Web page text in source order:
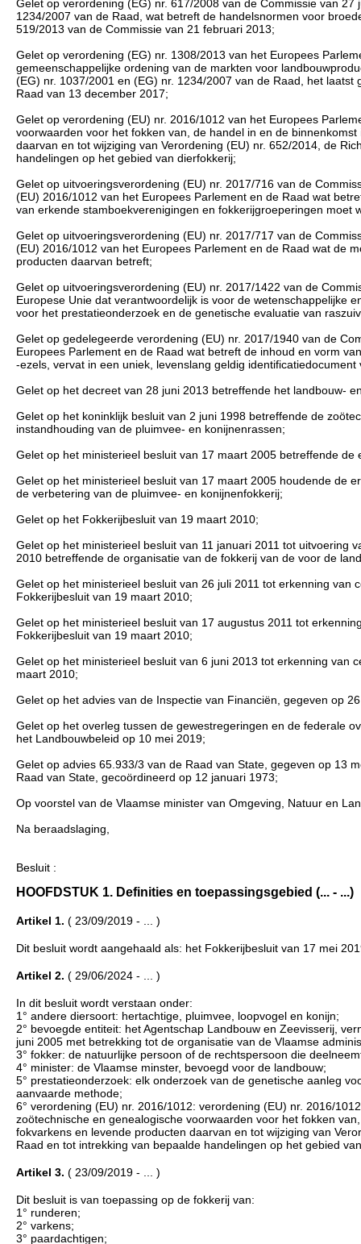
Gelet op verordening (EG) nr. 617/2008 van de Commissie van
1234/2007 van de Raad, wat betreft de handelsnormen voor
519/2013 van de Commissie van 21 februari 2013;
Gelet op verordening (EG) nr. 1308/2013 van het Europees
gemeenschappelijke ordening van de markten voor
(EG) nr. 1037/2001 en (EG) nr. 1234/2007 van de Raad, het
Raad van 13 december 2017;
Gelet op verordening (EU) nr. 2016/1012 van het Europees
voorwaarden voor het fokken van, de handel in en de
daarvan en tot wijziging van Verordening (EU) nr. 652/2014, de
handelingen op het gebied van dierfokkerij;
Gelet op uitvoeringsverordening (EU) nr. 2017/716 van de
(EU) 2016/1012 van het Europees Parlement en de Raad wat
van erkende stamboekverenigingen en fokkerijgroeperingen moet
Gelet op uitvoeringsverordening (EU) nr. 2017/717 van de
(EU) 2016/1012 van het Europees Parlement en de Raad wat de
producten daarvan betreft;
Gelet op uitvoeringsverordening (EU) nr. 2017/1422 van de
Europese Unie dat verantwoordelijk is voor de wetenschappelijke
voor het prestatieonderzoek en de genetische evaluatie van
Gelet op gedelegeerde verordening (EU) nr. 2017/1940 van de
Europees Parlement en de Raad wat betreft de inhoud en vorm
-ezels, vervat in een uniek, levenslang geldig
Gelet op het decreet van 28 juni 2013 betreffende het landbouw-
Gelet op het koninklijk besluit van 2 juni 1998 betreffende de
instandhouding van de pluimvee- en konijnenrassen;
Gelet op het ministerieel besluit van 17 maart 2005 betreffende
Gelet op het ministerieel besluit van 17 maart 2005 houdende de
de verbetering van de pluimvee- en konijnenfokkerij;
Gelet op het Fokkerijbesluit van 19 maart 2010;
Gelet op het ministerieel besluit van 11 januari 2011 tot uitvoering
2010 betreffende de organisatie van de fokkerij van de voor de
Gelet op het ministerieel besluit van 26 juli 2011 tot erkenning
Fokkerijbesluit van 19 maart 2010;
Gelet op het ministerieel besluit van 17 augustus 2011 tot
Fokkerijbesluit van 19 maart 2010;
Gelet op het ministerieel besluit van 6 juni 2013 tot erkenning van
maart 2010;
Gelet op het advies van de Inspectie van Financiën, gegeven op
Gelet op het overleg tussen de gewestregeringen en de federale
het Landbouwbeleid op 10 mei 2019;
Gelet op advies 65.933/3 van de Raad van State, gegeven op 13
Raad van State, gecoördineerd op 12 januari 1973;
Op voorstel van de Vlaamse minister van Omgeving, Natuur en
Na beraadslaging,
Besluit :
HOOFDSTUK 1. Definities en toepassingsgebied (... - ...)
Artikel 1. ( 23/09/2019 - ... )
Dit besluit wordt aangehaald als: het Fokkerijbesluit van 17 mei
Artikel 2. ( 29/06/2024 - ... )
In dit besluit wordt verstaan onder:
1° andere diersoort: hertachtige, pluimvee, loopvogel en konijn;
2° bevoegde entiteit: het Agentschap Landbouw en Zeevisserij,
juni 2005 met betrekking tot de organisatie van de Vlaamse
3° fokker: de natuurlijke persoon of de rechtspersoon die
4° minister: de Vlaamse minster, bevoegd voor de landbouw;
5° prestatieonderzoek: elk onderzoek van de genetische aanleg
aanvaarde methode;
6° verordening (EU) nr. 2016/1012: verordening (EU) nr. 2016/
zoötechnische en genealogische voorwaarden voor het fokken
fokvarkens en levende producten daarvan en tot wijziging van
Raad en tot intrekking van bepaalde handelingen op het gebied
Artikel 3. ( 23/09/2019 - ... )
Dit besluit is van toepassing op de fokkerij van:
1° runderen;
2° varkens;
3° paardachtigen;